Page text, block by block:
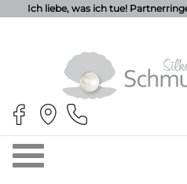
Ich liebe, was ich tue!